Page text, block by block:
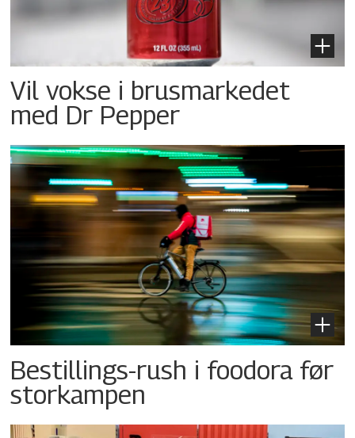
Vil vokse i brusmarkedet
med Dr Pepper
Bestillings-rush i foodora før
storkampen